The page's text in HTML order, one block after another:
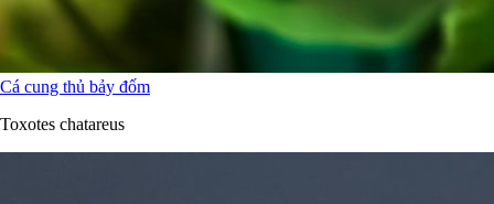
Cá cung thủ bảy đốm
Toxotes chatareus